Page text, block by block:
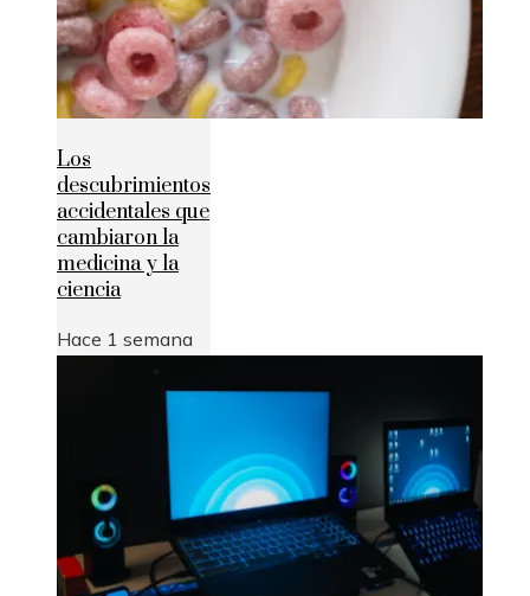
Los
descubrimientos
accidentales que
cambiaron la
medicina y la
ciencia
Hace 1 semana